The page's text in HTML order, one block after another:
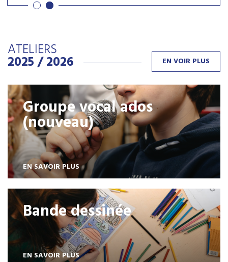
ATELIERS
2025 / 2026 EN VOIR PLUS
Groupe vocal ados
(nouveau)
EN SAVOIR PLUS
Bande dessinée
EN SAVOIR PLUS